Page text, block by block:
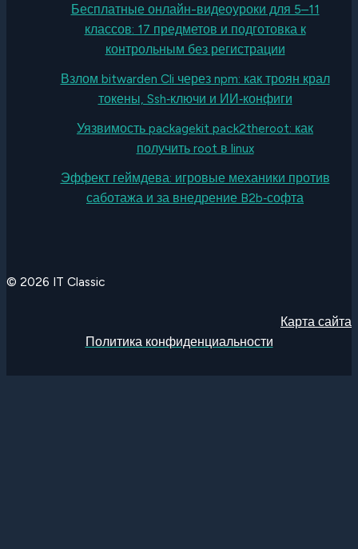
Бесплатные онлайн-видеоуроки для 5–11
классов: 17 предметов и подготовка к
контрольным без регистрации
Взлом bitwarden Cli через npm: как троян крал
токены, Ssh‑ключи и ИИ‑конфиги
Уязвимость packagekit pack2theroot: как
получить root в linux
Эффект геймдева: игровые механики против
саботажа и за внедрение B2b‑софта
© 2026 IT Classic
Карта сайта
Политика конфиденциальности